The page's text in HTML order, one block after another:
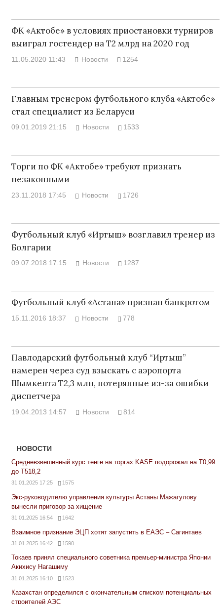
ФК «Актобе» в условиях приостановки турниров
выиграл гостендер на Т2 млрд на 2020 год
11.05.2020 11:43 Новости 1254
Главным тренером футбольного клуба «Актобе»
стал специалист из Беларуси
09.01.2019 21:15 Новости 1533
Торги по ФК «Актобе» требуют признать
незаконными
23.11.2018 17:45 Новости 1726
Футбольный клуб «Иртыш» возглавил тренер из
Болгарии
09.07.2018 17:15 Новости 1287
Футбольный клуб «Астана» признан банкротом
15.11.2016 18:37 Новости 778
Павлодарский футбольный клуб “Иртыш”
намерен через суд взыскать с аэропорта
Шымкента Т2,3 млн, потерянные из-за ошибки
диспетчера
19.04.2013 14:57 Новости 814
НОВОСТИ
Средневзвешенный курс тенге на торгах KASE подорожал на Т0,99
до Т518,2
31.01.2025 17:25 1575
Экс-руководителю управления культуры Астаны Мажагулову
вынесли приговор за хищение
31.01.2025 16:54 1642
Взаимное признание ЭЦП хотят запустить в ЕАЭС – Сагинтаев
31.01.2025 16:42 1590
Токаев принял специального советника премьер-министра Японии
Акихису Нагашиму
31.01.2025 16:10 1523
Казахстан определился с окончательным списком потенциальных
строителей АЭС